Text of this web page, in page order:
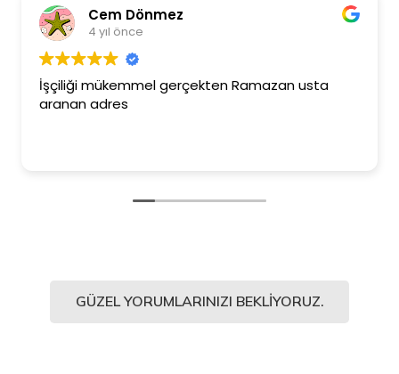
Cem Dönmez
4 yıl önce
İşçiliği mükemmel gerçekten Ramazan usta
aranan adres
GÜZEL YORUMLARINIZI BEKLIYORUZ.